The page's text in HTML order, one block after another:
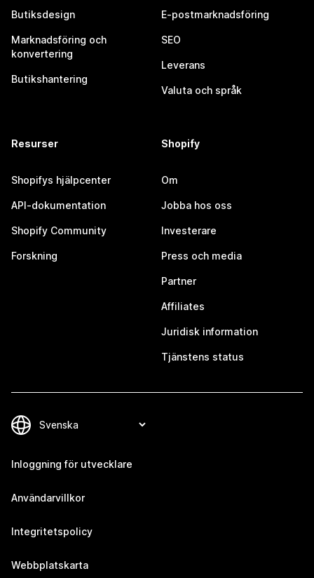
Butiksdesign
Marknadsföring och
konvertering
Butikshantering
E-postmarknadsföring
SEO
Leverans
Valuta och språk
Resurser
Shopifys hjälpcenter
API-dokumentation
Shopify Community
Forskning
Shopify
Om
Jobba hos oss
Investerare
Press och media
Partner
Affiliates
Juridisk information
Tjänstens status
Inloggning för utvecklare
Användarvillkor
Integritetspolicy
Webbplatskarta